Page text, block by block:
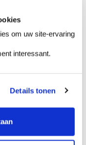
om uw site-ervaring
interessant.
Details tonen